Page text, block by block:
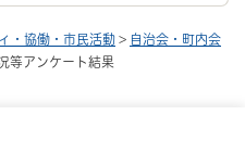
・協働・市民活動 > 自治会・町内会
等アンケート結果